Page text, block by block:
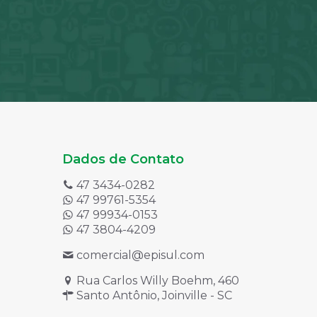
Dados de Contato
47 3434-0282
47 99761-5354
47 99934-0153
47 3804-4209
comercial@episul.com
Rua Carlos Willy Boehm, 460
Santo Antônio, Joinville - SC